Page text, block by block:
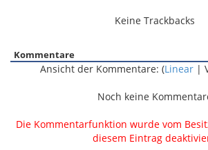
Keine Trackbacks
Kommentare
Ansicht der Kommentare: (Linear|
Noch keine
Die Kommentarfunktion wurde vom
diesem Eintrag